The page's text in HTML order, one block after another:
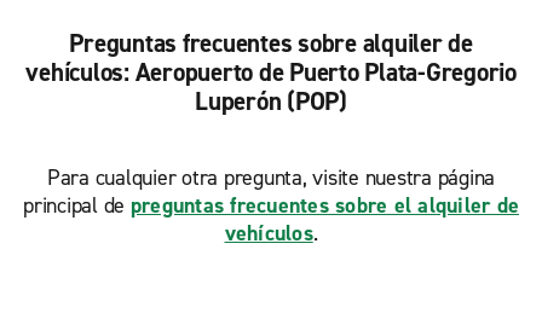
Preguntas frecuentes sobre alquiler de
vehículos: Aeropuerto de Puerto Plata-Gregorio
Luperón (POP)
Para cualquier otra pregunta, visite nuestra página
principal de preguntas frecuentes sobre el alquiler de
vehículos.